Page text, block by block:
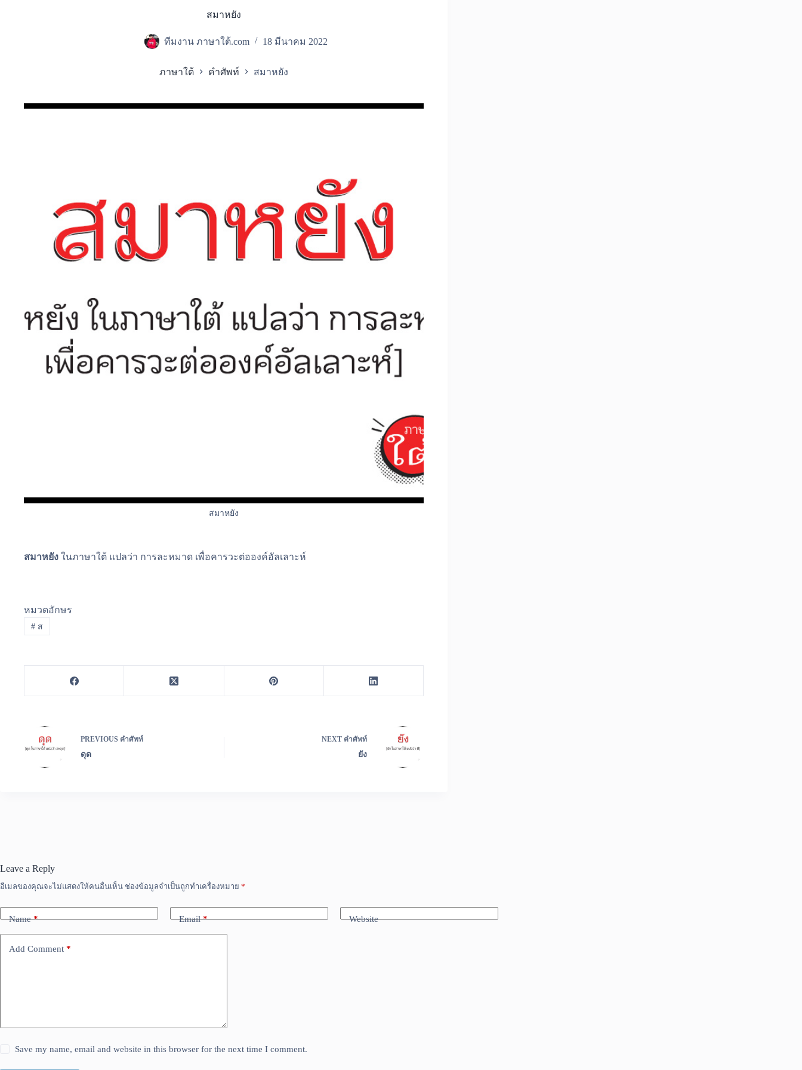
สมาหยัง
ทีมงาน ภาษาใต้.com 18 มีนาคม 2022
ภาษาใต้ คำศัพท์ สมาหยัง
สมาหยัง
สมาหยัง ในภาษาใต้ แปลว่า การละหมาด เพื่อคารวะต่อองค์อัลเลาะห์
หมวดอักษร
#ส
PREVIOUS คำศัพท์
ดุด
NEXT คำศัพท์
ยัง
Leave a Reply
อีเมลของคุณจะไม่แสดงให้คนอื่นเห็น ช่องข้อมูลจำเป็นถูกทำเครื่องหมาย *
Name* Email* Website
Add Comment *
Save my name, email and website in this browser for the next time I comment.